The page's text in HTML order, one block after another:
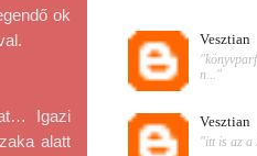
ok
Igazi
alatt
Vesztian
n..."
Vesztian
"itt is az a